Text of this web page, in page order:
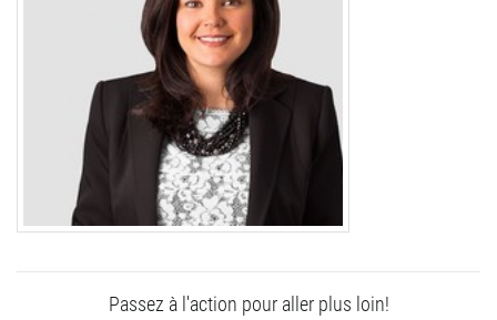
Passez à l'action pour aller plus loin!